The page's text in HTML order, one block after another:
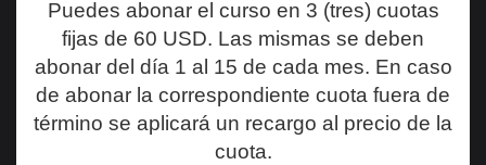
Puedes abonar el curso en 3 (tres) cuotas
fijas de 60 USD. Las mismas se deben
abonar del día 1 al 15 de cada mes. En caso
de abonar la correspondiente cuota fuera de
término se aplicará un recargo al precio de la
cuota.